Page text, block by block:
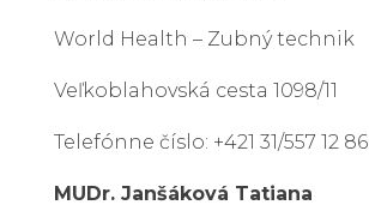
World Health – Zubný technik
Veľkoblahovská cesta 1098/11
Telefónne číslo: +421 31/557 12 86
MUDr. Janšáková Tatiana